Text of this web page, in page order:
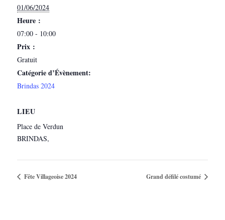
01/06/2024
Heure :
07:00 - 10:00
Prix :
Gratuit
Catégorie d’Évènement:
Brindas 2024
LIEU
Place de Verdun
BRINDAS,
Fête Villageoise 2024 Grand défilé costumé